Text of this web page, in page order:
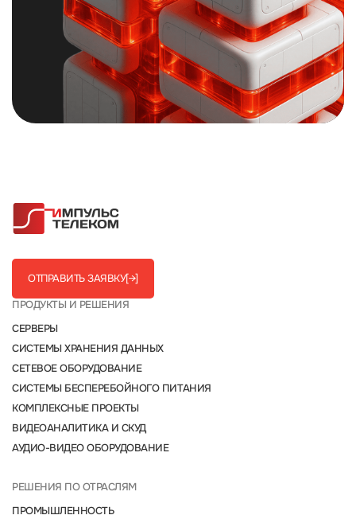
ОТПРАВИТЬ ЗАЯВКУ[→]
ПРОДУКТЫ И РЕШЕНИЯ
СЕРВЕРЫ
СИСТЕМЫ ХРАНЕНИЯ ДАННЫХ
СЕТЕВОЕ ОБОРУДОВАНИЕ
СИСТЕМЫ БЕСПЕРЕБОЙНОГО ПИТАНИЯ
КОМПЛЕКСНЫЕ ПРОЕКТЫ
ВИДЕОАНАЛИТИКА И СКУД
АУДИО-ВИДЕО ОБОРУДОВАНИЕ
РЕШЕНИЯ ПО ОТРАСЛЯМ
ПРОМЫШЛЕННОСТЬ